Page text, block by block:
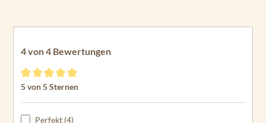
4 von 4 Bewertungen
Durchschnittliche Bewertung von 5 von 5 Sternen
5 von 5 Sternen
Perfekt (4)